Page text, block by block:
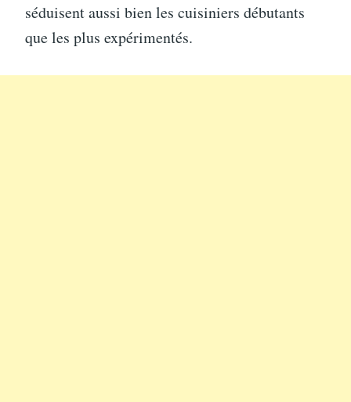
séduisent aussi bien les cuisiniers débutants
que les plus expérimentés.